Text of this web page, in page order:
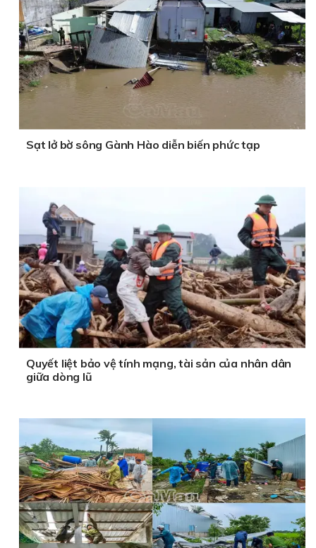
Sạt lở bờ sông Gành Hào diễn biến phức tạp
Quyết liệt bảo vệ tính mạng, tài sản của nhân dân
giữa dòng lũ